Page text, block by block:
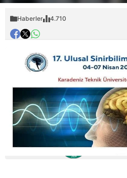
Haberler 4.710